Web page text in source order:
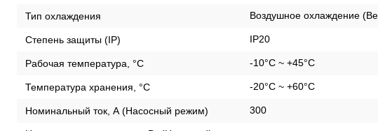
Тип охлаждения Воздушное охлаждение
Степень защиты (IP) IP20
Рабочая температура, °С -10°C ~ +45°C
Температура хранения, °С -20°C ~ +60°C
Номинальный ток, А (Насосный режим) 300